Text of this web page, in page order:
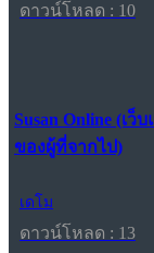
ดาวน์โหลด : 10
Susan Online (เ
ของผู้ที่จากไป)
เดโม
ดาวน์โหลด : 13